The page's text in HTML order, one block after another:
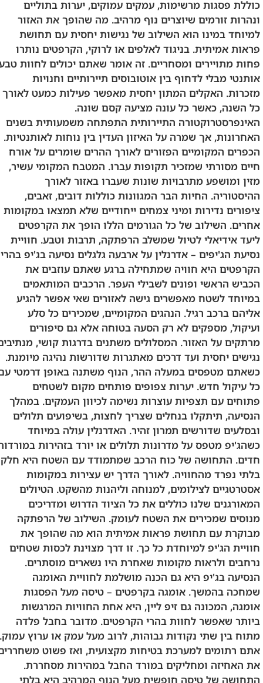
כוללת פסגות מרשימות, עמקים עמוקים, יערות בתוליים
ונהרות זורמים שיוצרים נוף מרהיב. מה שהופך את האזור
למיוחד במינו הוא השילוב של נגישות יחסית עם תחושת
פראות אמיתית. בניגוד לאלפים או לרוקי, הקרפטים נותרו
פחות מתויירים ומסחריים. זה אומר שאתם יכולים לחוות טבע
אותנטי מבלי לדחוף בין אוטובוסים תיירותיים וחנויות
מזכרות. האקלים המתון יחסית מאפשר פעילות כמעט לאורך
כל השנה, כאשר כל עונה מציעה קסם שונה.
האינפרסטרוקטורה התיירותית התפתחה משמעותית בשנים
האחרונות, אך שמרה על האיזון העדין בין נוחות לאותנטיות.
הכפרים המקומיים הפזורים לאורך ההרים שומרים על אורח
חיים מסורתי שמזכיר תקופות עברו. המטבח המקומי עשיר,
מזין ומושפע מתרבויות שונות שעברו באזור לאורך
ההיסטוריה. החיות הבר המגוונות כוללות דובים, זאבים,
ציפורים נדירות ומיני צמחים ייחודיים שלא תמצאו במקומות
אחרים. השילוב של כל הגורמים הללו הופך את הקרפטים
ליעד אידיאלי לטיול שמשלב הרפתקה, תרבות וטבע. חוויית
נסיעת הג'יפים – אדרנלין על ארבעה גלגלים נסיעה בג'יפ בהרי
הקרפטים היא חוויה שמתחילה ברגע שאתם עוזבים את
הכביש הראשי ופונים לשבילי העפר. הרכבים המותאמים
במיוחד לשטח מאפשרים גישה לאזורים שאי אפשר להגיע
אליהם ברכב רגיל. הנהגים המקומיים, שמכירים כל סלע
ועיקול, מספקים לא רק הסעה בטוחה אלא גם סיפורים
מרתקים על האזור. המסלולים משתנים בדרגות קושי, מנתיבים
נגישים יחסית ועד דרכים מאתגרות שדורשות נהיגה מיומנת.
כשאתם מטפסים במעלה ההר, הנוף משתנה באופן דרמטי עם
כל עיקול חדש. יערות צפופים פותחים מקום לשטחים
פתוחים עם תצפיות עוצרות נשימה לכיוון העמקים. במהלך
הנסיעה, תיתקלו בנחלים שצריך לחצות, בשיפועים תלולים
ובסלעים שדורשים תמרון זהיר. האדרנלין עולה במיוחד
כשהג'יפ מטפס על מדרונות תלולים או יורד בזהירות במורדות
חדים. התחושה של כוח הרכב שמתמודד עם השטח היא חלק
בלתי נפרד מהחוויה. לאורך הדרך יש עצירות במקומות
אסטרטגיים לצילומים, למנוחה וליהנות מהשקט. הטיולים
המאורגנים שלנו כוללים את כל הציוד הדרוש ומדריכים
מנוסים שמכירים את השטח לעומק. השילוב של הרפתקה
מבוקרת עם תחושת פראות אמיתית הוא מה שהופך את
חוויית הג'יפ למיוחדת כל כך. זו דרך מצוינת לכסות שטחים
נרחבים ולראות מקומות שאחרת היו נשארים מוסתרים.
הנסיעה בג'יפ היא גם הכנה מושלמת לחוויית האומגה
שמחכה בהמשך. אומגה בקרפטים – טיסה מעל הפסגות
אומגה, המכונה גם זיפ ליין, היא אחת החוויות המרגשות
ביותר שאפשר לחוות בהרי הקרפטים. מדובר בחבל פלדה
מתוח בין שתי נקודות גבוהות, לרוב מעל עמק או ערוץ עמוק.
אתם רתומים למערכת בטיחות מקצועית, ואז פשוט משחררים
את האחיזה ומחליקים במורד החבל במהירות מסחררת.
התחושה של טיסה חופשית מעל הנוף המרהיב היא בלתי